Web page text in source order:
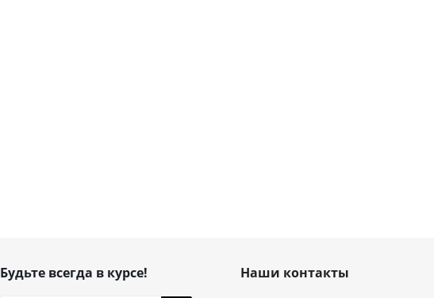
Будьте всегда в курсе!
Наши контакты